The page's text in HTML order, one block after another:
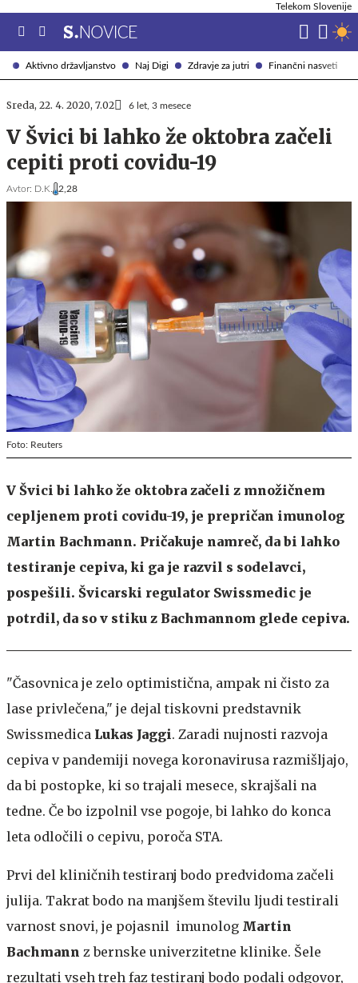
Aktivno državljanstvo Naj Digi Zdravje za jutri Finančni nasveti
Telekom Slovenije
Sreda, 22. 4. 2020, 7.02 6 let, 3 mesece
V Švici bi lahko že oktobra začeli
cepiti proti covidu-19
Avtor: D.K. 2,28
Foto: Reuters
V Švici bi lahko že oktobra začeli z množičnem
cepljenem proti covidu-19, je prepričan imunolog
Martin Bachmann. Pričakuje namreč, da bi lahko
testiranje cepiva, ki ga je razvil s sodelavci,
pospešili. Švicarski regulator Swissmedic je
potrdil, da so v stiku z Bachmannom glede cepiva.
"Časovnica je zelo optimistična, ampak ni čisto za
lase privlečena," je dejal tiskovni predstavnik
Swissmedica Lukas Jaggi. Zaradi nujnosti razvoja
cepiva v pandemiji novega koronavirusa razmišljajo,
da bi postopke, ki so trajali mesece, skrajšali na
tedne. Če bo izpolnil vse pogoje, bi lahko do konca
leta odločili o cepivu, poroča STA.
Prvi del kliničnih testiranj bodo predvidoma začeli
julija. Takrat bodo na manjšem številu ljudi testirali
varnost snovi, je pojasnil imunolog Martin
Bachmann z bernske univerzitetne klinike. Šele
rezultati vseh treh faz testiranj bodo podali odgovor,